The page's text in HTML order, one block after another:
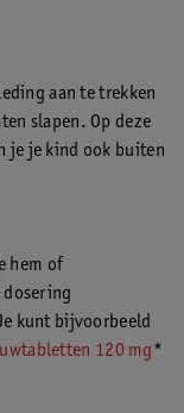
aan te trekken
slapen. Op deze
je je kind ook buiten
hem of
kunt bijvoorbeeld
120 mg*